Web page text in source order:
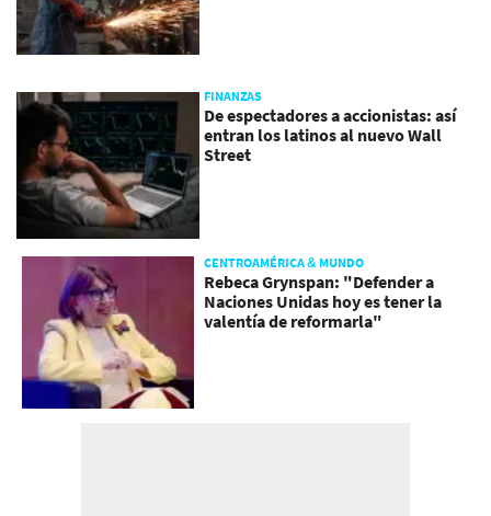
FINANZAS
De espectadores a accionistas: así
entran los latinos al nuevo Wall
Street
CENTROAMÉRICA & MUNDO
Rebeca Grynspan: "Defender a
Naciones Unidas hoy es tener la
valentía de reformarla"